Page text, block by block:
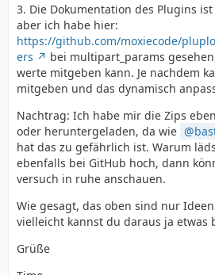
3. Die Dokumentation des Plugins
aber ich habe hier:
https://github.com/moxiecode/
ers
bei multipart_params
werte mitgeben kann. Je nachdem
mitgeben und das dynamisch
Nachtrag: Ich habe mir die Zips
oder heruntergeladen, da wie
hat das zu gefährlich ist. Warum
ebenfalls bei GitHub hoch, dann
versuch in ruhe anschauen.
Wie gesagt, das oben sind nur
vielleicht kannst du daraus ja etwas
Grüße